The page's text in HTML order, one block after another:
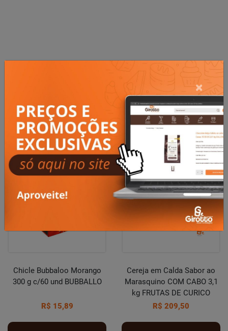
×
Relacionados
Chicle Bubbaloo Morango
300 g c/60 und BUBBALLO
R$ 15,89
Cereja em Calda Sabor ao
Marasquino COM CABO 3,1
kg FRUTAS DE CURICO
R$ 209,50